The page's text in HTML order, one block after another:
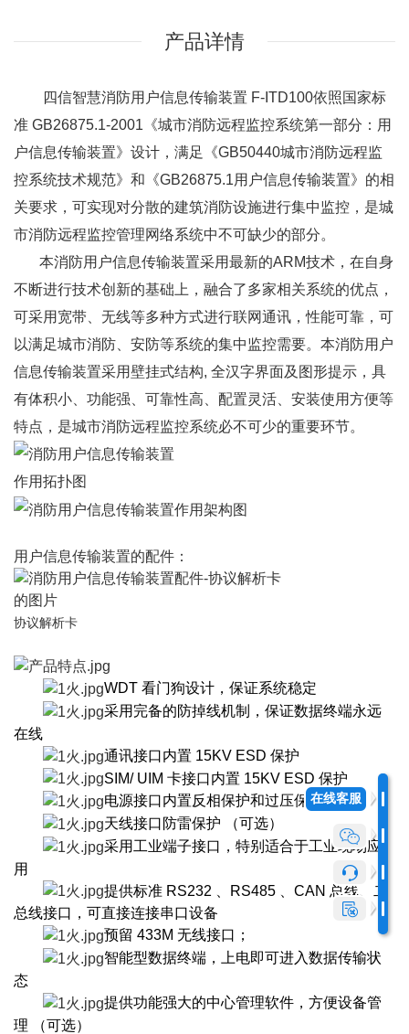
产品详情
四信智慧消防用户信息传输装置 F-ITD100依照国家标
准 GB26875.1-2001《城市消防远程监控系统第一部分：用
户信息传输装置》设计，满足《GB50440城市消防远程监
控系统技术规范》和《GB26875.1用户信息传输装置》的相
关要求，可实现对分散的建筑消防设施进行集中监控，是城
市消防远程监控管理网络系统中不可缺少的部分。
本消防用户信息传输装置采用最新的ARM技术，在自身
不断进行技术创新的基础上，融合了多家相关系统的优点，
可采用宽带、无线等多种方式进行联网通讯，性能可靠，可
以满足城市消防、安防等系统的集中监控需要。本消防用户
信息传输装置采用壁挂式结构, 全汉字界面及图形提示，具
有体积小、功能强、可靠性高、配置灵活、安装使用方便等
特点，是城市消防远程监控系统必不可少的重要环节。
用户信息传输装置的配件 ：
协议解析卡
WDT 看门狗设计，保证系统稳定
采用完备的防掉线机制，保证数据终端永远
在线
通讯接口内置 15KV ESD 保护
SIM/ UIM 卡接口内置 15KV ESD 保护
电源接口内置反相保护和过压保护
天线接口防雷保护 （可选）
采用工业端子接口，特别适合于工业现场应
用
提供标准 RS232 、RS485 、CAN 总线、二
总线接口，可直接连接串口设备
预留 433M 无线接口；
智能型数据终端，上电即可进入数据传输状
态
提供功能强大的中心管理软件，方便设备管
理 （可选）
在线客服